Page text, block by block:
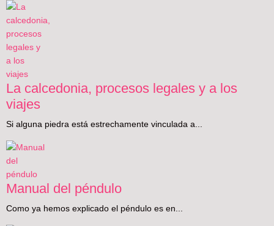
La calcedonia, procesos legales y a los
viajes
Si alguna piedra está estrechamente vinculada a...
Manual del péndulo
Como ya hemos explicado el péndulo es en...